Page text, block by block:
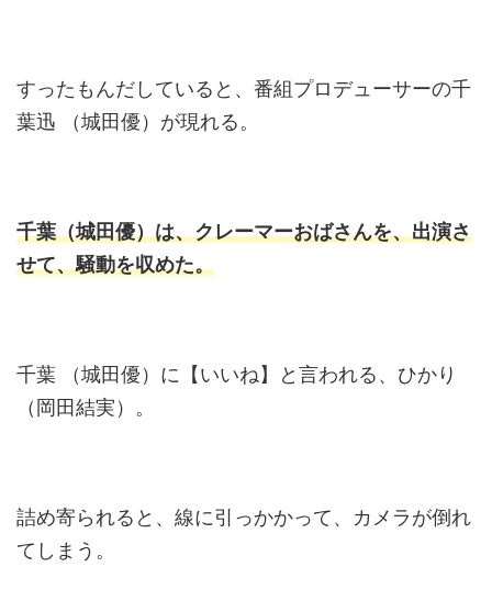
すったもんだしていると、番組プロデューサーの千
葉迅 （城田優）が現れる。
千葉（城田優）は、クレーマーおばさんを、出演さ
せて、騒動を収めた。
千葉 （城田優）に【いいね】と言われる、ひかり
（岡田結実）。
詰め寄られると、線に引っかかって、カメラが倒れ
てしまう。